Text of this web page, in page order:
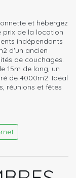
et hébergez
prix de la location
indépendants
d'un ancien
de couchages.
15m de long, un
de 4000m2. Idéal
réunions et fêtes